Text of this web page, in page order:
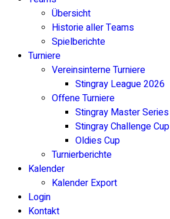
Übersicht
Historie aller Teams
Spielberichte
Turniere
Vereinsinterne Turniere
Stingray League 2026
Offene Turniere
Stingray Master Series
Stingray Challenge Cup
Oldies Cup
Turnierberichte
Kalender
Kalender Export
Login
Kontakt